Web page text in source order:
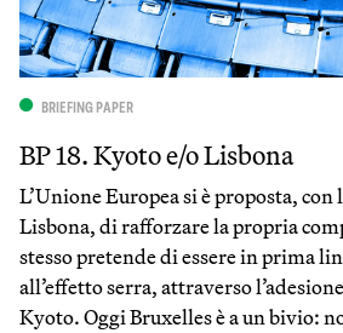
BRIEFING PAPER
BP 18. Kyoto e/o Lisbona
L’Unione Europea si è proposta, con
Lisbona, di rafforzare la propria
stesso pretende di essere in prima
all’effetto serra, attraverso
Kyoto. Oggi Bruxelles è a un bivio: